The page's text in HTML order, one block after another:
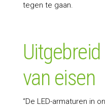
tegen te gaan.
van eisen
“De LED-armaturen in